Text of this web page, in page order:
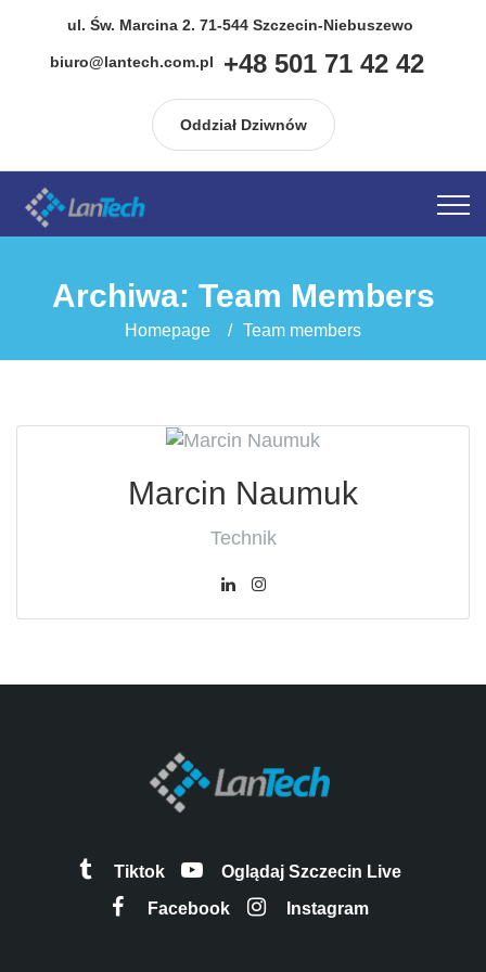
ul. Św. Marcina 2. 71-544 Szczecin-Niebuszewo
biuro@lantech.com.pl +48 501 71 42 42
Oddział Dziwnów
Archiwa: Team Members
Homepage Team members
Marcin Naumuk
Technik
Tiktok
Oglądaj Szczecin Live
Facebook
Instagram